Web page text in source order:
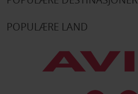
POPULÆRE LAND